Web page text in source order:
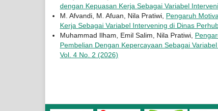
dengan Kepuasan Kerja Sebagai Variabel
M. Afvandi, M. Afuan, Nila Pratiwi, Pengaruh
Kerja Sebagai Variabel Intervening di Dinas
Muhammad Ilham, Emil Salim, Nila Pratiwi,
Pembelian Dengan Kepercayaan Sebagai
Vol. 4 No. 2 (2026)